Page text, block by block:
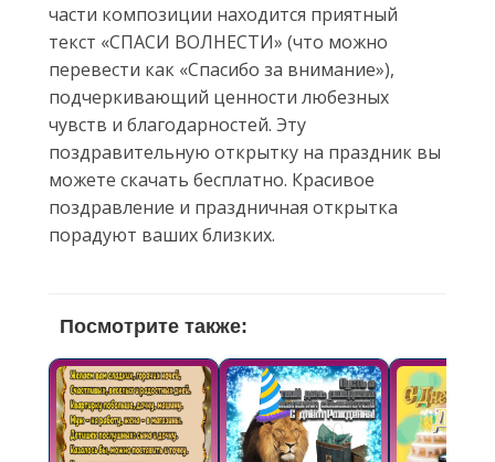
части композиции находится приятный
текст «СПАСИ ВОЛНЕСТИ» (что можно
перевести как «Спасибо за внимание»),
подчеркивающий ценности любезных
чувств и благодарностей. Эту
поздравительную открытку на праздник вы
можете скачать бесплатно. Красивое
поздравление и праздничная открытка
порадуют ваших близких.
Посмотрите также: